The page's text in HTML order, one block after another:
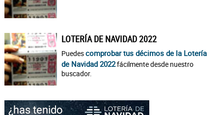
LOTERÍA DE NAVIDAD 2022
Puedescomprobar tus décimos de la Lotería
de Navidad 2022fácilmente desde nuestro
buscador.